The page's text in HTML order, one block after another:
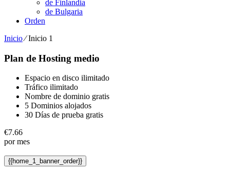
de Finlandia
de Bulgaria
Orden
Inicio⁄Inicio 1
Plan de Hosting medio
Espacio en disco ilimitado
Tráfico ilimitado
Nombre de dominio gratis
5 Dominios alojados
30 Días de prueba gratis
€7.66
por mes
{{home_1_banner_order}}